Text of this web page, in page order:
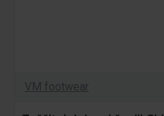
VM footwear